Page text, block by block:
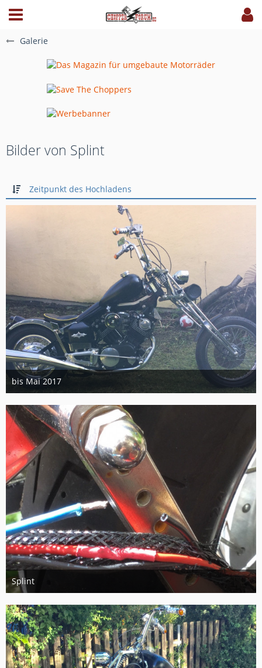
Galerie
Bilder von Splint
Zeitpunkt des Hochladens
bis Mai 2017
28. Februar 2019
4
Splint
4. Juni 2017